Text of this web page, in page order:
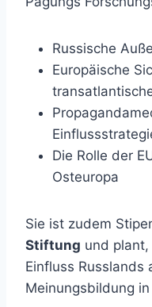
Russische
Europäische
Die Rolle der
Osteuropa
Sie ist zudem
Stiftung und
Einfluss Russlands
Meinungsbildung